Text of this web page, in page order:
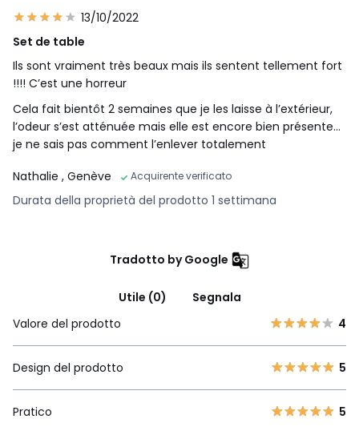
13/10/2022
Set de table
Ils sont vraiment très beaux mais ils sentent tellement fort
!!!! C’est une horreur
Cela fait bientôt 2 semaines que je les laisse à l’extérieur,
l’odeur s’est atténuée mais elle est encore bien présente…
je ne sais pas comment l’enlever totalement
Nathalie , Genève Acquirente verificato
Durata della proprietà del prodotto 1 settimana
Tradotto by Google
Utile (0)
Segnala
Valore del prodotto
4
Design del prodotto 5
Pratico 5